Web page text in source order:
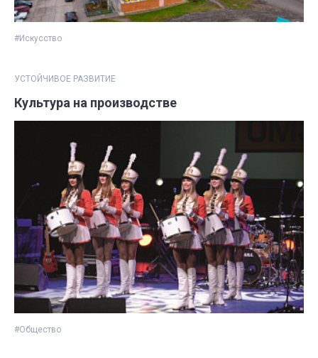
#Искусство
УСТОЙЧИВОЕ РАЗВИТИЕ
Культура на производстве
#Общество